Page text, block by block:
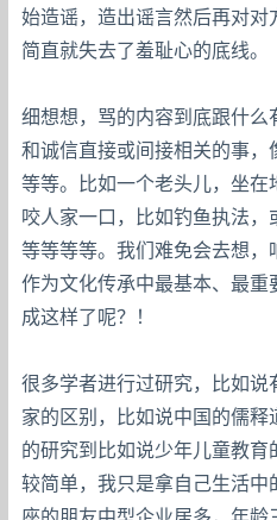
始造谣，造出谣言然后再对对
简直就失去了羞耻心的底线。
细想想，骂的内容到底跟什么
和诚信直接或间接相关的事，
等等。比如一个老头儿，坐在
咬人家一口，比如钓鱼执法，
等等等等。我们难免会去想，
作为文化传承中最基本、最重
成这样了呢？！
很多学者进行过研究，比如说
家的区别，比如说中国的儒
的研究到比如说少年儿童教
较简单，我只是拿自己生活中